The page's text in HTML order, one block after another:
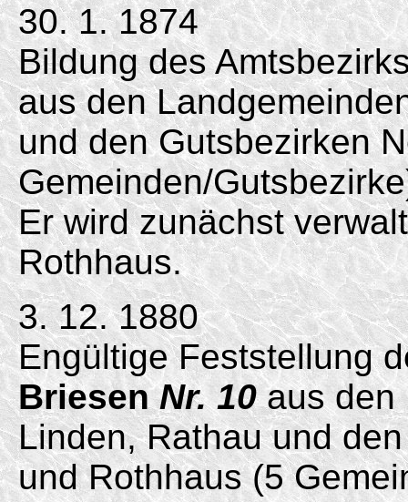
30. 1. 1874
Bildung des
aus den
und den Gutsbezirken
Gemeinden/
Er wird zunächst
Rothhaus.
3. 12. 1880
Engültige Feststellung
BriesenNr. 10aus den
Linden, Rathau und
und Rothhaus (5